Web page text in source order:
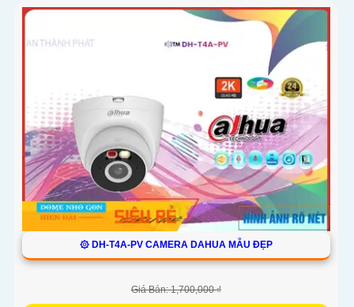
۞ DH-T4A-PV CAMERA DAHUA MẪU ĐẸP
Giá Bán: 1,700,000 ₫